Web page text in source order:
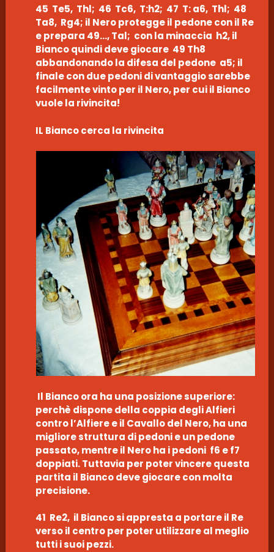
45 Te5, Thl; 46 Tc6, T:h2; 47 T: a6, Thl; 48
Ta8, Rg4; il Nero protegge il pedone con il Re
e prepara 49…, Tal; con la minaccia h2, il
Bianco quindi deve giocare 49 Th8
abbandonando la difesa del pedone a5; il
finale con due pedoni di vantaggio sarebbe
facilmente vinto per il Nero, per cui il Bianco
vuole la rivincita!
IL Bianco cerca la rivincita
Il Bianco ora ha una posizione superiore:
perchè dispone della coppia degli Alfieri
contro l’Alfiere e il Cavallo del Nero, ha una
migliore struttura di pedoni e un pedone
passato, mentre il Nero ha i pedoni f6 e f7
doppiati. Tuttavia per poter vincere questa
partita il Bianco deve giocare con molta
precisione.
41 Re2, il Bianco si appresta a portare il Re
verso il centro per poter utilizzare al meglio
tutti i suoi pezzi.